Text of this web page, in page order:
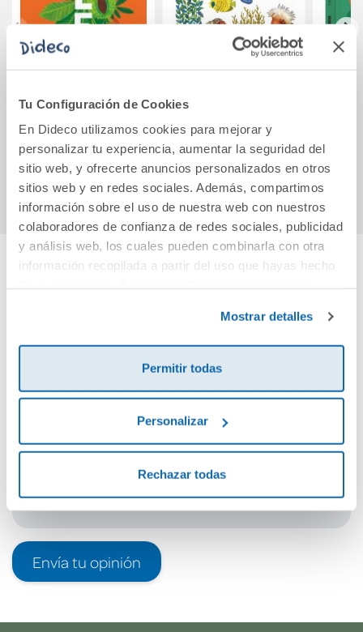
Tu Configuración de Cookies
En Dideco utilizamos cookies para mejorar y
personalizar tu experiencia, aumentar la seguridad del
sitio web, y ofrecerte anuncios personalizados en otros
sitios web y en redes sociales. Además, compartimos
información sobre el uso de nuestra web con nuestros
colaboradores de confianza de redes sociales, publicidad
y análisis web, los cuales pueden combinarla con otra
información recopilada a partir del uso que hayas hecho
Mostrar detalles
Permitir todas
Personalizar
Rechazar todas
Árboles
17,50€
Comprar
La pequeña oruga
enciclopedia del
océano
19,90€
Comprar
Cuéntanos tu opinión
Debes iniciar sesión para poder valorarlo
Envía tu opinión